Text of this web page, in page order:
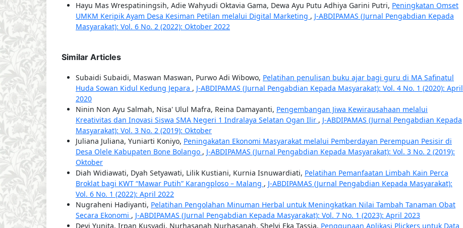
Hayu Mas Wrespatiningsih, Adie Wahyudi Oktavia Gama, Dewa Ayu Putu Adhiya Garini Putri, Peningkatan Omset
UMKM Keripik Ayam Desa Kesiman Petilan melalui Digital Marketing , J-ABDIPAMAS (Jurnal Pengabdian Kepada
Masyarakat): Vol. 6 No. 2 (2022): Oktober 2022
Similar Articles
Subaidi Subaidi, Maswan Maswan, Purwo Adi Wibowo, Pelatihan penulisan buku ajar bagi guru di MA Safinatul
Huda Sowan Kidul Kedung Jepara , J-ABDIPAMAS (Jurnal Pengabdian Kepada Masyarakat): Vol. 4 No. 1 (2020): April
2020
Ninin Non Ayu Salmah, Nisa' Ulul Mafra, Reina Damayanti, Pengembangan Jiwa Kewirausahaan melalui
Kreativitas dan Inovasi Siswa SMA Negeri 1 Indralaya Selatan Ogan Ilir , J-ABDIPAMAS (Jurnal Pengabdian Kepada
Masyarakat): Vol. 3 No. 2 (2019): Oktober
Juliana Juliana, Yuniarti Koniyo, Peningakatan Ekonomi Masyarakat melalui Pemberdayan Perempuan Pesisir di
Desa Olele Kabupaten Bone Bolango , J-ABDIPAMAS (Jurnal Pengabdian Kepada Masyarakat): Vol. 3 No. 2 (2019):
Oktober
Diah Widiawati, Dyah Setyawati, Lilik Kustiani, Kurnia Isnuwardiati, Pelatihan Pemanfaatan Limbah Kain Perca
Broklat bagi KWT “Mawar Putih” Karangploso – Malang , J-ABDIPAMAS (Jurnal Pengabdian Kepada Masyarakat):
Vol. 6 No. 1 (2022): April 2022
Nugraheni Hadiyanti, Pelatihan Pengolahan Minuman Herbal untuk Meningkatkan Nilai Tambah Tanaman Obat
Secara Ekonomi , J-ABDIPAMAS (Jurnal Pengabdian Kepada Masyarakat): Vol. 7 No. 1 (2023): April 2023
Devi Yunita, Irpan Kusyadi, Nurhasanah Nurhasanah, Shelvi Eka Tassia, Penggunaan Aplikasi Plickers untuk Data